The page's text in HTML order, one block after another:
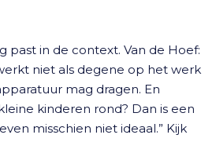
past in de context. Van de Hoef:
niet als degene op het werk
mag dragen. En
kinderen rond? Dan is een
misschien niet ideaal.” Kijk